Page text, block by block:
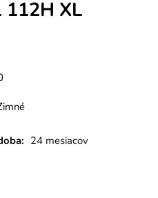
112H XL
24 mesiacov